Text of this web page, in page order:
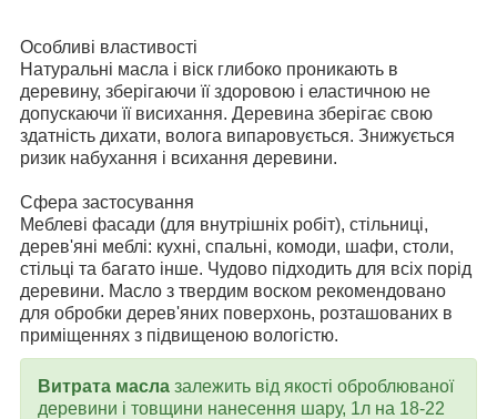
Особливі властивості
Натуральні масла і віск глибоко проникають в
деревину, зберігаючи її здоровою і еластичною не
допускаючи її висихання. Деревина зберігає свою
здатність дихати, волога випаровується. Знижується
ризик набухання і всихання деревини.
Сфера застосування
Меблеві фасади (для внутрішніх робіт), стільниці,
дерев'яні меблі: кухні, спальні, комоди, шафи, столи,
стільці та багато інше. Чудово підходить для всіх порід
деревини. Масло з твердим воском рекомендовано
для обробки дерев'яних поверхонь, розташованих в
приміщеннях з підвищеною вологістю.
Витрата масла залежить від якості оброблюваної
деревини і товщини нанесення шару, 1л на 18-22